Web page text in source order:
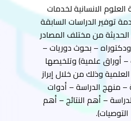
الانسانية لخدمات
توفير الدراسات السابقة
الحديثة من مختلف المصادر
– بحوث دوريات –
أوراق علمية) وتلخيصها
وذلك من خلال إبراز
منهج الدراسة – أدوات
– أهم النتائج – أهم
التوصيات).